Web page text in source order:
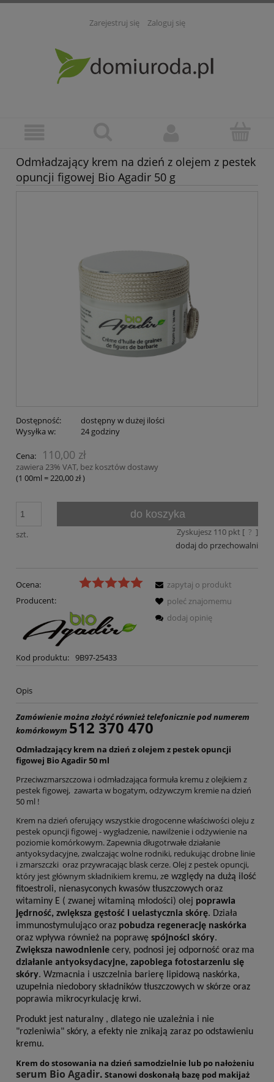
Zarejestruj się Zaloguj się
Odmładzający krem na dzień z olejem z pestek
opuncji figowej Bio Agadir 50 g
Dostępność:
dostępny w dużej ilości
Wysyłka w:
24 godziny
Cena: 110,00 zł
zawiera 23% VAT, bez kosztów dostawy
(1 00ml =220,00 zł)
szt.
do koszyka
Zyskujesz 110pkt [ ? ]
dodaj do przechowalni
Ocena:
Producent:
Kod produktu: 9B97-25433
zapytaj o produkt
poleć znajomemu
dodaj opinię
Opis
Zamówienie można złożyć również telefonicznie pod numerem
komórkowym 512 370 470
Odmładzający krem na dzień z olejem z pestek opuncji
figowej Bio Agadir 50 ml
Przeciwzmarszczowa i odmładzająca formuła kremu z olejkiem z
pestek figowej, zawarta w bogatym, odżywczym kremie na dzień
50 ml !
Krem na dzień oferujący wszystkie drogocenne właściwości oleju z
pestek opuncji figowej - wygładzenie, nawilżenie i odżywienie na
poziomie komórkowym. Zapewnia długotrwałe działanie
antyoksydacyjne, zwalczając wolne rodniki, redukując drobne linie
i zmarszczki oraz przywracając blask cerze. Olej z pestek opuncji,
który jest głównym składnikiem kremu, ze względy na dużą ilość
fitoestroli, nienasyconych kwasów tłuszczowych oraz
witaminy E ( zwanej witaminą młodości) olej poprawia
jędrność, zwiększa gęstość i uelastycznia skórę. Działa
immunostymulująco oraz pobudza regenerację naskórka
oraz wpływa również na poprawę spójności skóry.
Zwiększa nawodnienie cery, podnosi jej odporność oraz ma
działanie antyoksydacyjne, zapobiega fotostarzeniu się
skóry. Wzmacnia i uszczelnia barierę lipidową naskórka,
uzupełnia niedobory składników tłuszczowych w skórze oraz
poprawia mikrocyrkulację krwi.
Produkt jest naturalny , dlatego nie uzależnia i nie
"rozleniwia" skóry, a efekty nie znikają zaraz po odstawieniu
kremu.
Krem do stosowania na dzień samodzielnie lub po nałożeniu
serum Bio Agadir. Stanowi doskonałą bazę pod makijaż